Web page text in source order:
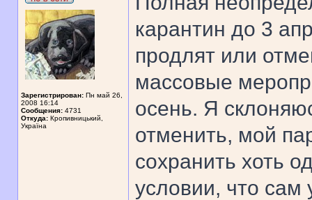
Зарегистрирован: Пн май 26,
2008 16:14
Сообщения: 4731
Откуда: Кропивницький,
Україна
карантин до 3
продлят или
массовые
осень. Я
отменить, мой
сохранить хоть
условии, что сам